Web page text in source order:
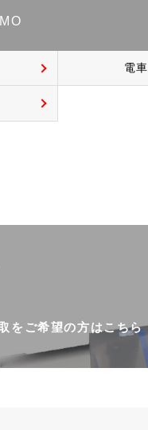
電車
をご希望の方はこちら